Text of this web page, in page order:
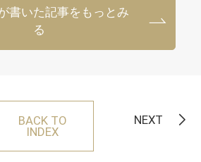
書いた記事をもっとみ
る
BACK TO
INDEX
NEXT